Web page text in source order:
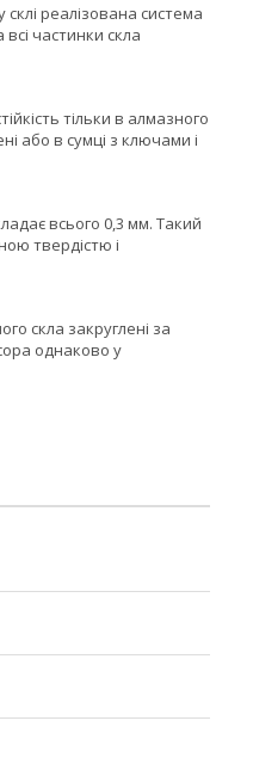
реалізована система
частинки скла
тільки в алмазного
або в сумці з ключами і
всього 0,3 мм. Такий
твердістю і
скла закруглені за
однаково у